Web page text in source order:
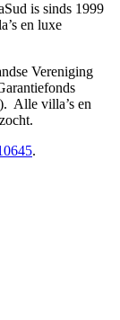
is sinds 1999
en luxe
Vereniging
Alle villa’s en
.